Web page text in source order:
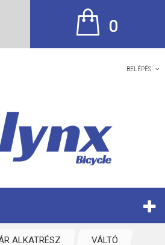
0
BELÉPÉS
ALKATRÉSZ VÁLTÓ